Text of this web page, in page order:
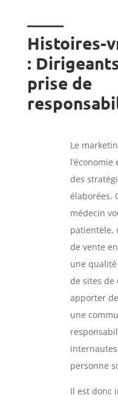
Histoires-
:
prise de
Le
des
élaborées.
médecin
patientèle,
de vente
une
de sites de
apporter
une
personne
Il est donc